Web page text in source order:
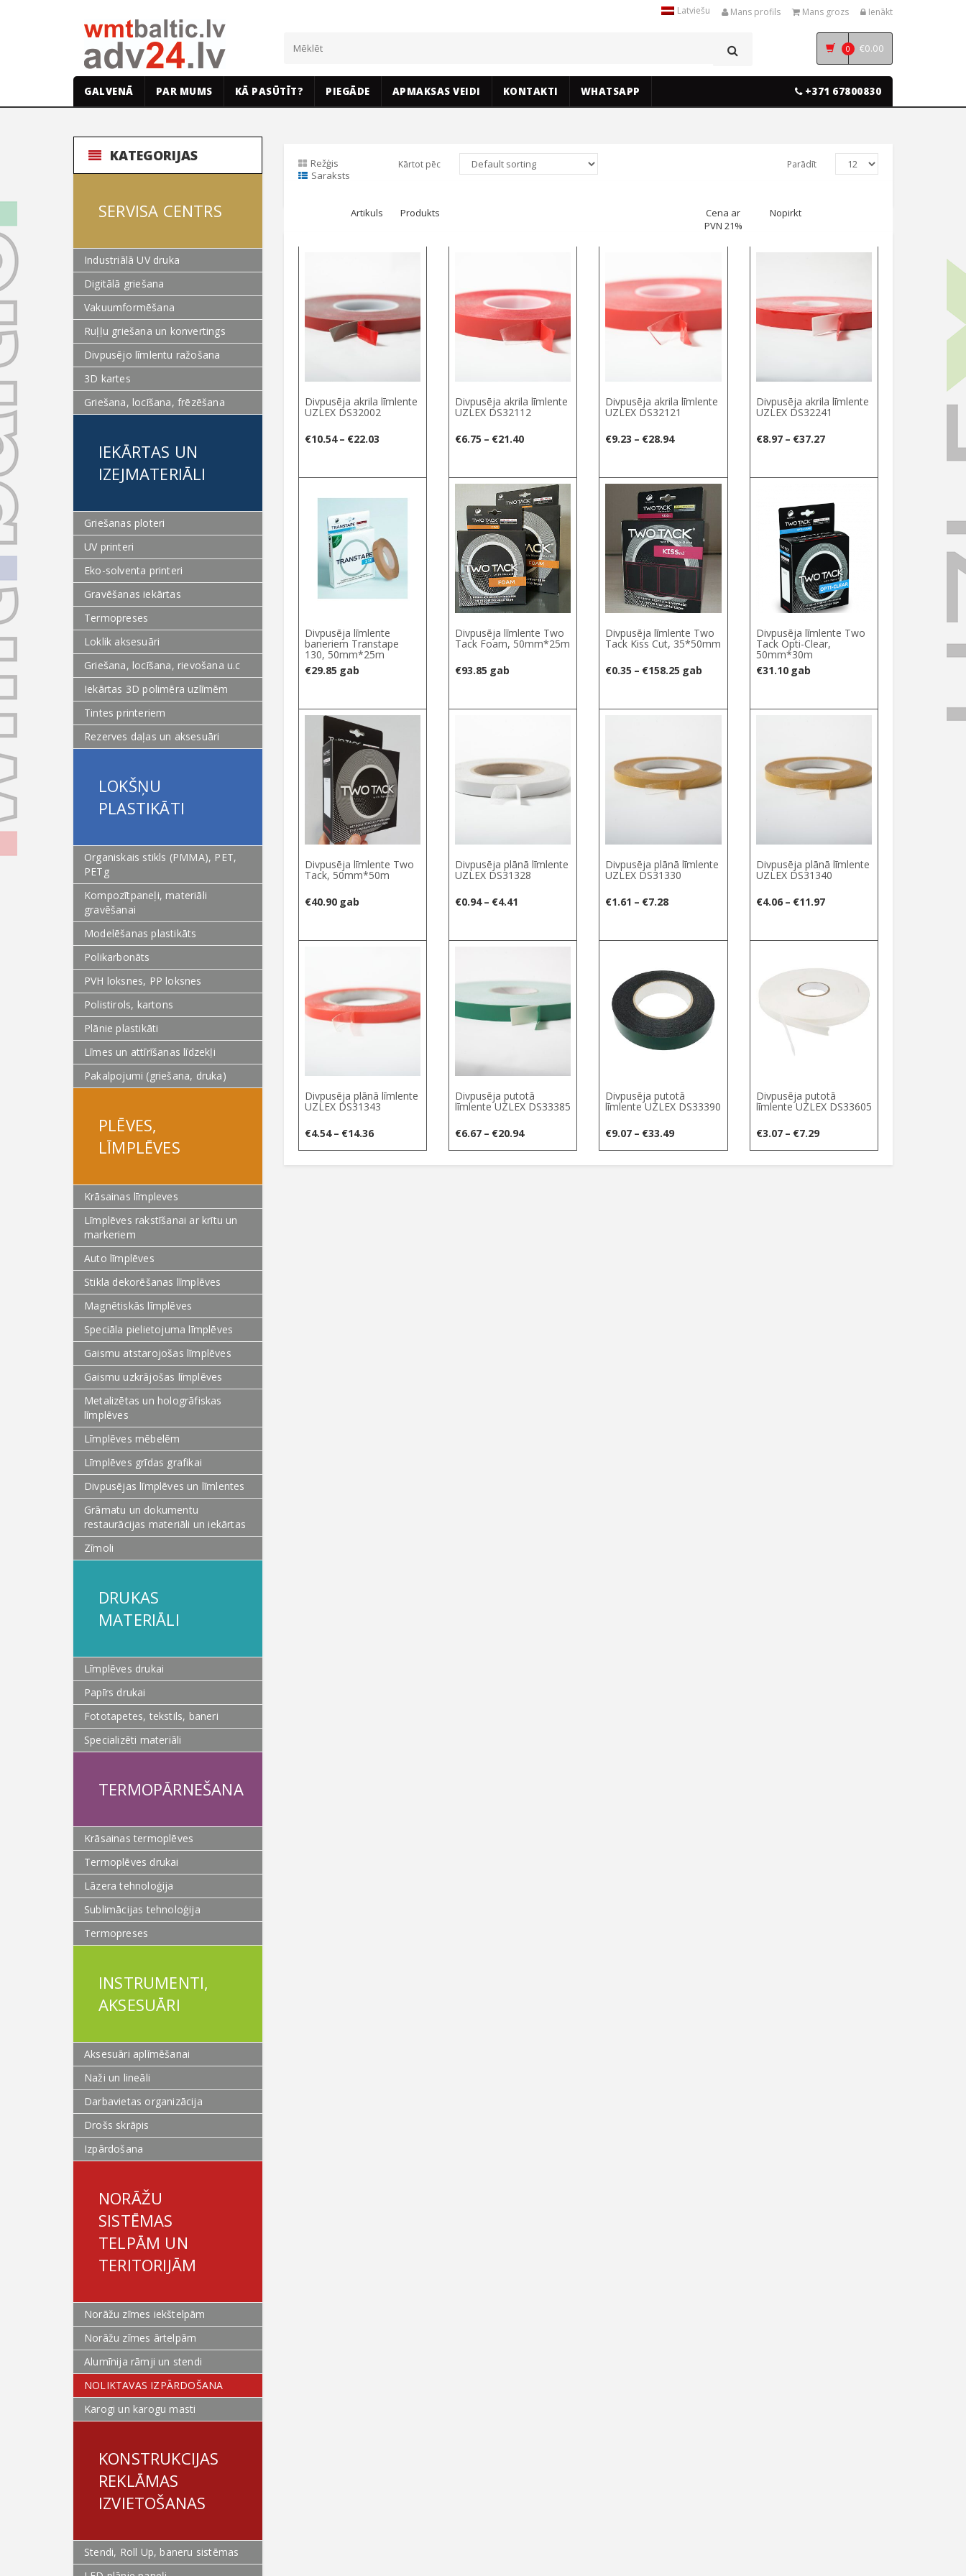
Latviešu Mans profils Mans grozs Ienākt
0 €0.00
GALVENĀ PAR MUMS KĀ PASŪTĪT? PIEGĀDE APMAKSAS VEIDI KONTAKTI WHATSAPP +371 67800830
KATEGORIJAS
SERVISA CENTRS
Industriālā UV druka
Digitālā griešana
Vakuumformēšana
Ruļļu griešana un konvertings
Divpusējo līmlentu ražošana
3D kartes
Griešana, locīšana, frēzēšana
IEKĀRTAS UN
IZEJMATERIĀLI
Griešanas ploteri
UV printeri
Eko-solventa printeri
Gravēšanas iekārtas
Termopreses
Loklik aksesuāri
Griešana, locīšana, rievošana u.c
Iekārtas 3D polimēra uzlīmēm
Tintes printeriem
Rezerves daļas un aksesuāri
LOKŠŅU
PLASTIKĀTI
Organiskais stikls (PMMA), PET,
PETg
Kompozītpaneļi, materiāli
gravēšanai
Modelēšanas plastikāts
Polikarbonāts
PVH loksnes, PP loksnes
Polistirols, kartons
Plānie plastikāti
Līmes un attīrīšanas līdzekļi
Pakalpojumi (griešana, druka)
PLĒVES,
LĪMPLĒVES
Krāsainas līmpleves
Līmplēves rakstīšanai ar krītu un
markeriem
Auto līmplēves
Stikla dekorēšanas līmplēves
Magnētiskās līmplēves
Speciāla pielietojuma līmplēves
Gaismu atstarojošas līmplēves
Gaismu uzkrājošas līmplēves
Metalizētas un hologrāfiskas
līmplēves
Līmplēves mēbelēm
Līmplēves grīdas grafikai
Divpusējas līmplēves un līmlentes
Grāmatu un dokumentu
restaurācijas materiāli un iekārtas
Zīmoli
DRUKAS
MATERIĀLI
Līmplēves drukai
Papīrs drukai
Fototapetes, tekstils, baneri
Specializēti materiāli
TERMOPĀRNEŠANA
Krāsainas termoplēves
Termoplēves drukai
Lāzera tehnoloģija
Sublimācijas tehnoloģija
Termopreses
INSTRUMENTI,
AKSESUĀRI
Aksesuāri aplīmēšanai
Naži un lineāli
Darbavietas organizācija
Drošs skrāpis
Izpārdošana
NORĀŽU
SISTĒMAS
TELPĀM UN
TERITORIJĀM
Norāžu zīmes iekštelpām
Norāžu zīmes ārtelpām
Alumīnija rāmji un stendi
NOLIKTAVAS IZPĀRDOŠANA
Karogi un karogu masti
KONSTRUKCIJAS
REKLĀMAS
IZVIETOŠANAS
Stendi, Roll Up, baneru sistēmas
Režģis
Saraksts
Kārtot pēc Parādīt
Artikuls Produkts
Cena ar
PVN 21%
Nopirkt
Divpusēja akrila līmlente
UZLEX DS32002
€10.54 – €22.03Price
€10.54
through
Divpusēja akrila līmlente
UZLEX DS32112
€6.75 – €21.40Price
€6.75
through
€21.40
Divpusēja akrila līmlente
UZLEX DS32121
€9.23 – €28.94Price
€9.23
through
€28.94
Divpusēja akrila līmlente
UZLEX DS32241
€8.97 – €37.27Price
€8.97
through
€37.27
Divpusēja līmlente
baneriem Transtape
130, 50mm*25m
€29.85 gab
Divpusēja līmlente Two
Tack Foam, 50mm*25m
€93.85 gab
Divpusēja līmlente Two
Tack Kiss Cut, 35*50mm
€0.35 – €158.25 Price
€0.35
€158.25
gab
Select options
Divpusēja līmlente Two
Tack Opti-Clear,
50mm*30m
€31.10 gab
Divpusēja līmlente Two
Tack, 50mm*50m
€40.90 gab
Divpusēja plānā līmlente
UZLEX DS31328
€0.94 – €4.41Price
€0.94
€4.41
Divpusēja plānā līmlente
UZLEX DS31330
€1.61 – €7.28Price
€1.61
€7.28
Divpusēja plānā līmlente
UZLEX DS31340
€4.06 – €11.97Price
€4.06
through
€11.97
Divpusēja plānā līmlente
UZLEX DS31343
€4.54 – €14.36Price
range:
Divpusēja putotā
līmlente UZLEX DS33385
€6.67 – €20.94Price
range:
Divpusēja putotā
līmlente UZLEX DS33390
€9.07 – €33.49Price
range:
Divpusēja putotā
līmlente UZLEX DS33605
€3.07 – €7.29Price
range: